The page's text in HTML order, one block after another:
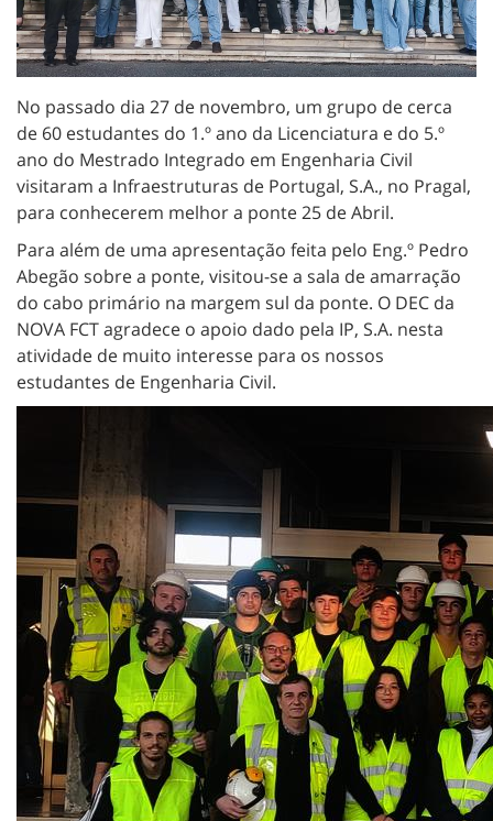
No passado dia 27 de novembro, um grupo de cerca
de 60 estudantes do 1.º ano da Licenciatura e do 5.º
ano do Mestrado Integrado em Engenharia Civil
visitaram a Infraestruturas de Portugal, S.A., no Pragal,
para conhecerem melhor a ponte 25 de Abril.
Para além de uma apresentação feita pelo Eng.º Pedro
Abegão sobre a ponte, visitou-se a sala de amarração
do cabo primário na margem sul da ponte. O DEC da
NOVA FCT agradece o apoio dado pela IP, S.A. nesta
atividade de muito interesse para os nossos
estudantes de Engenharia Civil.